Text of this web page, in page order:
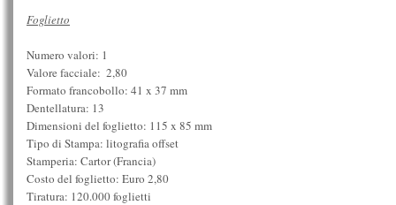
Foglietto
Numero valori: 1
Valore facciale:  2,80
Formato francobollo: 41 x 37 mm
Dentellatura: 13
Dimensioni del foglietto: 115 x 85 mm
Tipo di Stampa: litografia offset
Stamperia: Cartor (Francia)
Costo del foglietto: Euro 2,80
Tiratura: 120.000 foglietti